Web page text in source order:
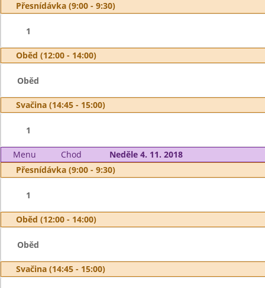
Přesnídávka (9:00 - 9:30)
1
Oběd (12:00 - 14:00)
Oběd
Svačina (14:45 - 15:00)
1
Menu Chod
Neděle 4. 11. 2018
Přesnídávka (9:00 - 9:30)
1
Oběd (12:00 - 14:00)
Oběd
Svačina (14:45 - 15:00)